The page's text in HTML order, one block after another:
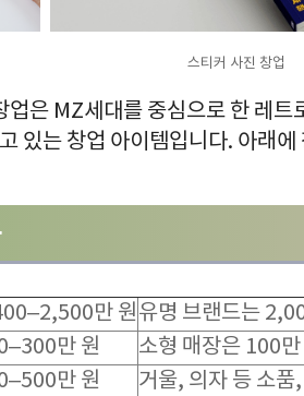
스티커 사진 창업
은 MZ세대를 중심으로 한 레트
있는 창업 아이템입니다. 아래
만 원유명 브랜드는
만 원
소형 매장은 100만
만 원
거울, 의자 등 소품